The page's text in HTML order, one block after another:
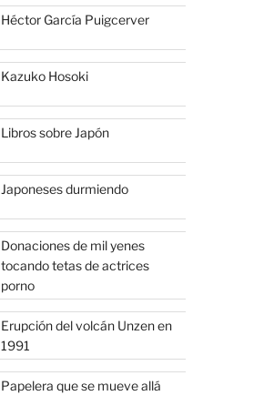
Héctor García Puigcerver
Kazuko Hosoki
Libros sobre Japón
Japoneses durmiendo
Donaciones de mil yenes
tocando tetas de actrices
porno
Erupción del volcán Unzen en
1991
Papelera que se mueve allá